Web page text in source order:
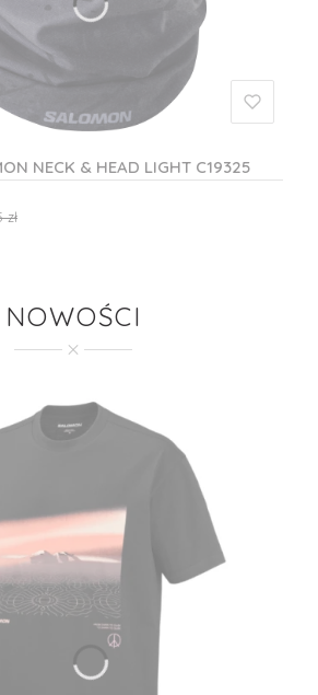
NECK & HEAD LIGHT C19325
zł
NOWOŚCI